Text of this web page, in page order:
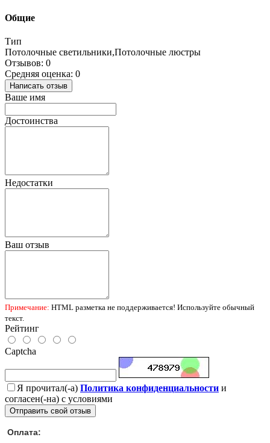
Общие
Тип
Потолочные светильники,Потолочные люстры
Отзывов: 0
Средняя оценка: 0
Написать отзыв
Ваше имя
Достоинства
Недостатки
Ваш отзыв
Примечание: HTML разметка не поддерживается! Используйте обычный
текст.
Рейтинг
Captcha
Я прочитал(-а) Политика конфиденциальности и
согласен(-на) с условиями
Отправить свой отзыв
Оплата: